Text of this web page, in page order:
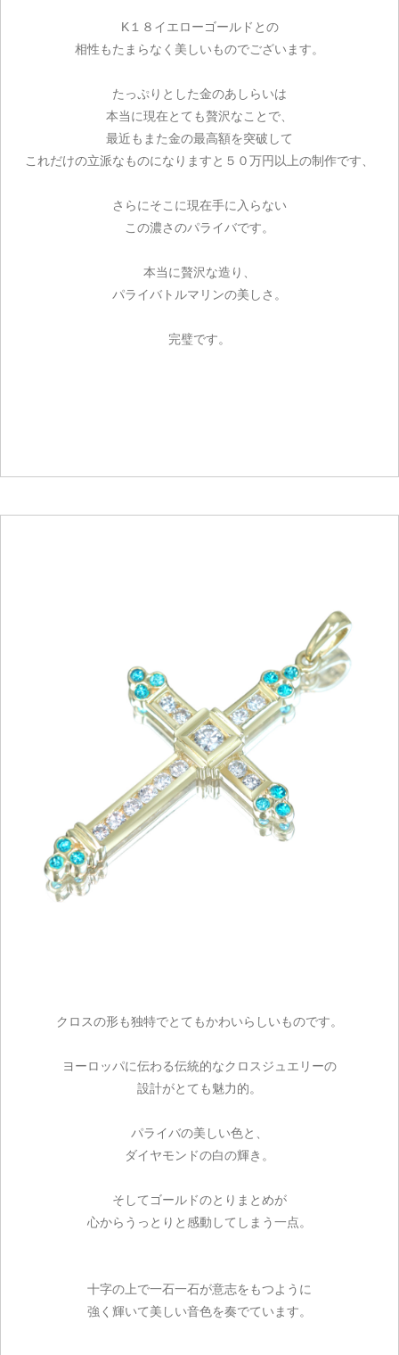
K１８イエローゴールドとの
相性もたまらなく美しいものでございます。
たっぷりとした金のあしらいは
本当に現在とても贅沢なことで、
最近もまた金の最高額を突破して
これだけの立派なものになりますと５０万円以上の制作です、
さらにそこに現在手に入らない
この濃さのパライバです。
本当に贅沢な造り、
パライバトルマリンの美しさ。
完璧です。
クロスの形も独特でとてもかわいらしいものです。
ヨーロッパに伝わる伝統的なクロスジュエリーの
設計がとても魅力的。
パライバの美しい色と、
ダイヤモンドの白の輝き。
そしてゴールドのとりまとめが
心からうっとりと感動してしまう一点。
十字の上で一石一石が意志をもつように
強く輝いて美しい音色を奏でています。